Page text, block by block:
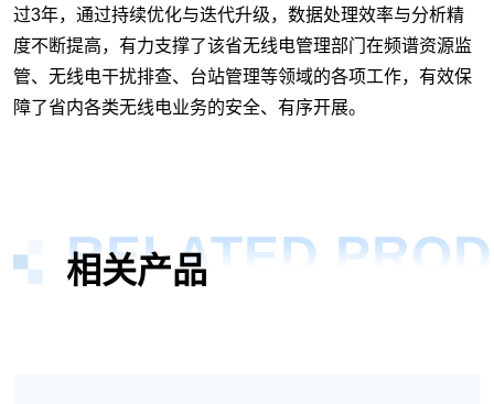
过3年，通过持续优化与迭代升级，数据处理效率与分析精
度不断提高，有力支撑了该省无线电管理部门在频谱资源监
管、无线电干扰排查、台站管理等领域的各项工作，有效保
障了省内各类无线电业务的安全、有序开展。
相关产品
RELATED